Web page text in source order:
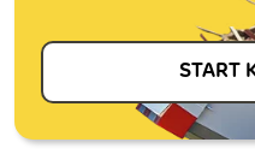
START